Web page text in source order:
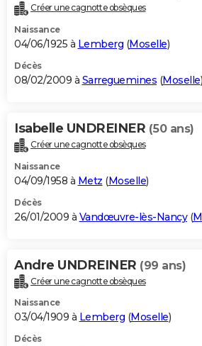
Créer une cagnotte obsèques
Naissance
04/06/1925 à Lemberg (Moselle)
Décès
08/02/2009 à Sarreguemines (Moselle)
Isabelle UNDREINER (50 ans)
Créer une cagnotte obsèques
Naissance
04/09/1958 à Metz (Moselle)
Décès
26/01/2009 à Vandœuvre-lès-Nancy(
Andre UNDREINER (99 ans)
Créer une cagnotte obsèques
Naissance
03/04/1909 à Lemberg (Moselle)
Décès